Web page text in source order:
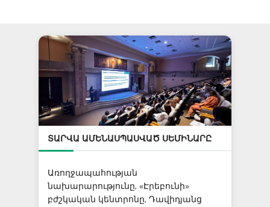
ՏԱՐՎԱ ԱՄԵՆԱՍՊԱՍՎԱԾ ՍԵՄԻՆԱՐԸ
Առողջապահության
նախարարությունը, «Էրեբունի»
բժշկական կենտրոնը, Դավիդյանց